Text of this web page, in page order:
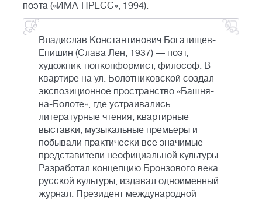
поэта («ИМА-ПРЕСС», 1994).
Владислав Константинович Богатищев-
Епишин (Слава Лён; 1937) — поэт,
художник-нонконформист, философ. В
квартире на ул. Болотниковской создал
экспозиционное пространство «Башня-
на-Болоте», где устраивались
литературные чтения, квартирные
выставки, музыкальные премьеры и
побывали практически все значимые
представители неофициальной культуры.
Разработал концепцию Бронзового века
русской культуры, издавал одноименный
журнал. Президент международной